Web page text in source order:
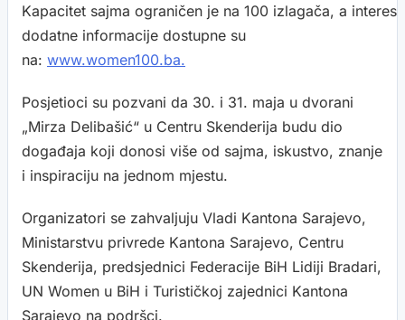
Kapacitet sajma ograničen je na 100 izlagača, a
dodatne informacije dostupne su
na: www.women100.ba.
Posjetioci su pozvani da 30. i 31. maja u dvorani
„Mirza Delibašić“ u Centru Skenderija budu dio
događaja koji donosi više od sajma, iskustvo, znanje
i inspiraciju na jednom mjestu.
Organizatori se zahvaljuju Vladi Kantona Sarajevo,
Ministarstvu privrede Kantona Sarajevo, Centru
Skenderija, predsjednici Federacije BiH Lidiji Bradari,
UN Women u BiH i Turističkoj zajednici Kantona
Sarajevo na podršci.